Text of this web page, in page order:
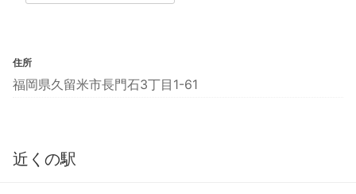
住所
福岡県久留米市長門石3丁目1-61
近くの駅